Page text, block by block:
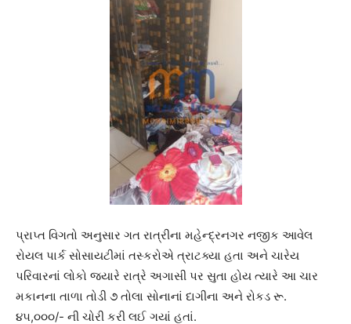
પ્રાપ્ત વિગતો અનુસાર ગત રાત્રીના મહેન્દ્રનગર નજીક આવેલ
રોયલ પાર્ક સોસાયટીમાં તસ્કરોએ ત્રાટક્યા હતા અને ચારેય
પરિવારનાં લોકો જ્યારે રાત્રે અગાસી પર સુતા હોય ત્યારે આ ચાર
મકાનના તાળા તોડી ૭ તોલા સોનાનાં દાગીના અને રોકડ રૂ.
૪૫,૦૦૦/- ની ચોરી કરી લઈ ગયાં હતાં.